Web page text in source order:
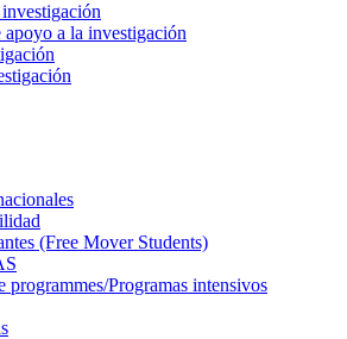
apoyo a la investigación
(Free Mover Students)
programmes/Programas intensivos